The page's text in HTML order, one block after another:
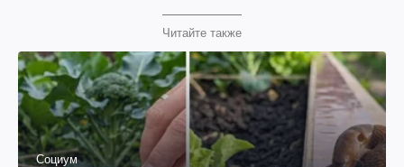
Читайте также
Социум